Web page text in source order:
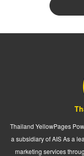
Thailand YellowPages
a subsidiary of AIS As a
marketing services